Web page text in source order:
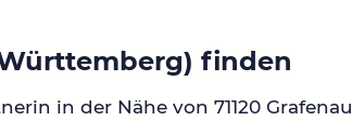
finden
in der Nähe von 71120 Grafenau